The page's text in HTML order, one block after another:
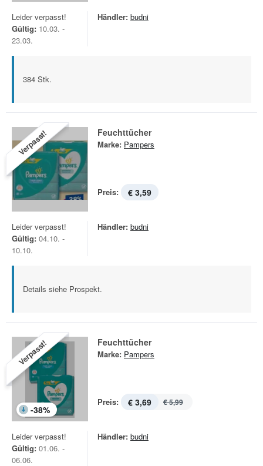
Leider verpasst!
Gültig: 10.03. -
23.03.
Händler: budni
384 Stk.
Verpasst! Feuchttücher
Marke: Pampers
Preis: € 3,59
Leider verpasst!
Gültig: 04.10. -
10.10.
Händler: budni
Details siehe Prospekt.
Verpasst!
-38%
Feuchttücher
Marke: Pampers
Preis: € 3,69 € 5,99
Leider verpasst!
Gültig: 01.06. -
06.06.
Händler: budni